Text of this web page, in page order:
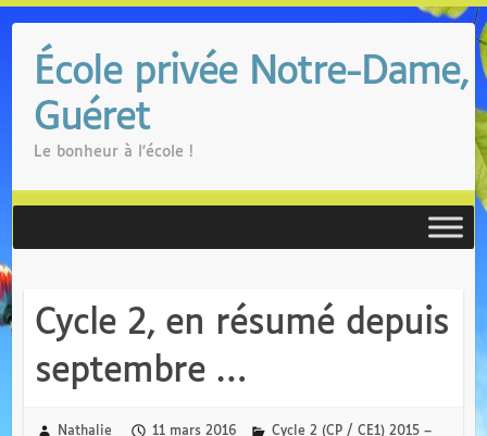
contentÉcole privée Notre-Dame,
Guéret
Le bonheur à l'école !
Cycle 2, en résumé depuis
septembre …
Nathalie 11 mars 2016 Cycle 2 (CP / CE1) 2015 –